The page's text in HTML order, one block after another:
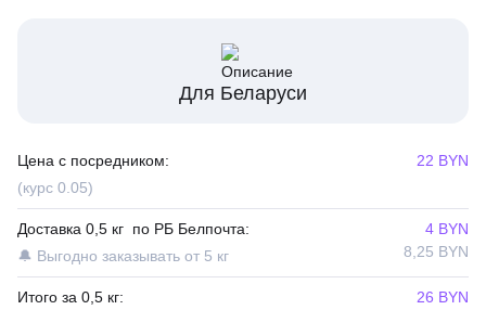
Для Беларуси
Цена с посредником:
(курс 0.05)
22 BYN
Доставка 0,5 кг по РБ Белпочта:
🔔 Выгодно заказывать от 5 кг
4 BYN
8,25 BYN
Итого за 0,5 кг:
26 BYN